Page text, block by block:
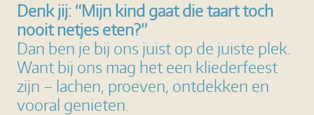
Denk jij: “Mijn kind gaat die taart toch
nooit netjes eten?”
Dan ben je bij ons juist op de juiste plek.
Want bij ons mag het een kliederfeest
zijn – lachen, proeven, ontdekken en
vooral genieten.